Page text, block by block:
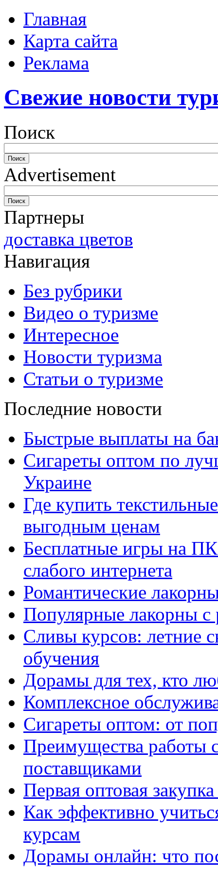
Главная
Карта сайта
Реклама
Свежие новости
Поиск
Advertisement
Партнеры
доставка цветов
Навигация
Без рубрики
Видео о туризме
Интересное
Новости туризма
Статьи о туризме
Последние новости
Быстрые выплаты на
Сигареты оптом по
Украине
Где купить
выгодным ценам
Бесплатные игры на
слабого интернета
Романтические
Популярные лакорны с
Сливы курсов: летние
обучения
Дорамы для тех, кто
Комплексное
Сигареты оптом: от
Преимущества работы
поставщиками
Первая оптовая
Как эффективно
курсам
Дорамы онлайн: что